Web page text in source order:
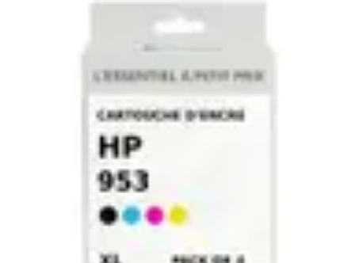
Optimisation de la Connectivité